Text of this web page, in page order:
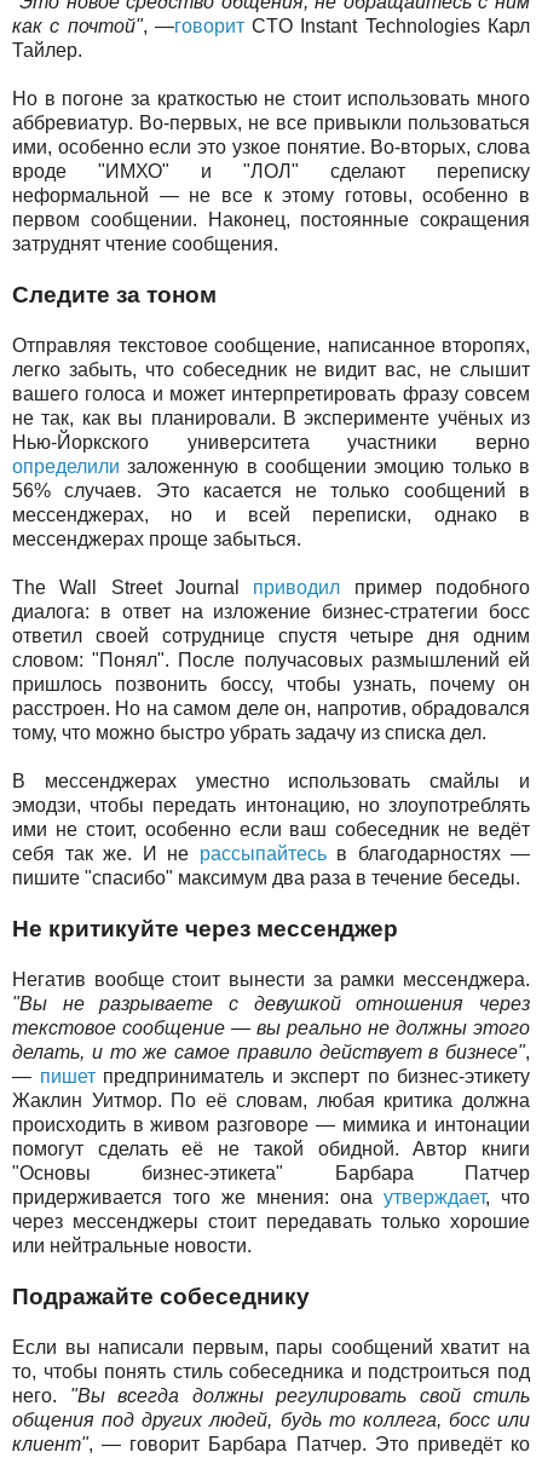
как с почтой", —говоритCTO Instant Technologies Карл
Тайлер.
Но в погоне за краткостью не стоит использовать много
аббревиатур. Во-первых, не все привыкли пользоваться
ими, особенно если это узкое понятие. Во-вторых, слова
вроде "ИМХО" и "ЛОЛ" сделают переписку
неформальной — не все к этому готовы, особенно в
первом сообщении. Наконец, постоянные сокращения
затруднят чтение сообщения.
Следите за тоном
Отправляя текстовое сообщение, написанное второпях,
легко забыть, что собеседник не видит вас, не слышит
вашего голоса и может интерпретировать фразу совсем
не так, как вы планировали. В эксперименте учёных из
Нью-Йоркского университета участники верно
определили заложенную в сообщении эмоцию только в
56% случаев. Это касается не только сообщений в
мессенджерах, но и всей переписки, однако в
мессенджерах проще забыться.
The Wall Street Journal приводил пример подобного
диалога: в ответ на изложение бизнес-стратегии босс
ответил своей сотруднице спустя четыре дня одним
словом: "Понял". После получасовых размышлений ей
пришлось позвонить боссу, чтобы узнать, почему он
расстроен. Но на самом деле он, напротив, обрадовался
тому, что можно быстро убрать задачу из списка дел.
В мессенджерах уместно использовать смайлы и
эмодзи, чтобы передать интонацию, но злоупотреблять
ими не стоит, особенно если ваш собеседник не ведёт
себя так же. И не рассыпайтесьв благодарностях —
пишите "спасибо" максимум два раза в течение беседы.
Не критикуйте через мессенджер
Негатив вообще стоит вынести за рамки мессенджера.
"Вы не разрываете с девушкой отношения через
текстовое сообщение — вы реально не должны этого
делать, и то же самое правило действует в бизнесе",
— пишетпредприниматель и эксперт по бизнес-этикету
Жаклин Уитмор. По её словам, любая критика должна
происходить в живом разговоре — мимика и интонации
помогут сделать её не такой обидной. Автор книги
"Основы бизнес-этикета" Барбара Патчер
придерживается того же мнения: она утверждает, что
через мессенджеры стоит передавать только хорошие
или нейтральные новости.
Подражайте собеседнику
Если вы написали первым, пары сообщений хватит на
то, чтобы понять стиль собеседника и подстроиться под
него. "Вы всегда должны регулировать свой стиль
общения под других людей, будь то коллега, босс или
клиент", — говорит Барбара Патчер. Это приведёт ко